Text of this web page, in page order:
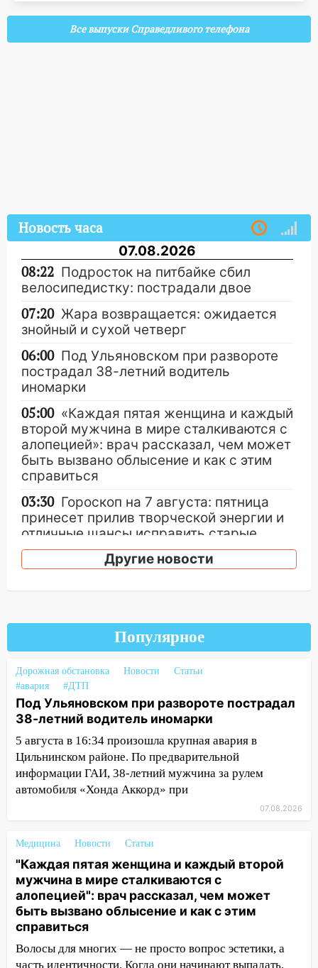
Все выпуски Справедливого телефона
Новость часа
07.08.2026
08:22 Подросток на питбайке сбил
велосипедистку: пострадали двое
07:20 Жара возвращается: ожидается
знойный и сухой четверг
06:00 Под Ульяновском при развороте
пострадал 38-летний водитель
иномарки
05:00 «Каждая пятая женщина и каждый
второй мужчина в мире сталкиваются с
алопецией»: врач рассказал, чем может
быть вызвано облысение и как с этим
справиться
03:30 Гороскоп на 7 августа: пятница
принесет прилив творческой энергии и
отличные шансы исправить старые
ошибки
06.08.2026
Ульяновцев приглашают на забег,
посвящённый Дню воздушного флота
России
19:12
В Ульяновской области
руководителя частной компании
наказали за сокрытие прошлого своего
сотрудник
18:02 В Ульяновск едут звезды
баскетбола!
«УльяновскФармации» за махинации на
3,2 млн рублей
16:09 Ветераны легкой атлетики из
Ульяновска успешно выступили на
Чемпионате России
16:02
В Ульяновской области убрали
более 28% площадей зерновых и
Другие новости
Популярное
Дорожная обстановка Новости
Статьи
#авария
#ДТП
Под Ульяновском при развороте пострадал
38-летний водитель иномарки
5 августа в 16:34 произошла крупная авария в
Цильнинском районе. По предварительной
информации ГАИ, 38-летний мужчина за рулем
автомобиля «Хонда Аккорд» при
07.08.2026
Медицина Новости Статьи
"Каждая пятая женщина и каждый второй
мужчина в мире сталкиваются с
алопецией": врач рассказал, чем может
быть вызвано облысение и как с этим
справиться
Волосы для многих — не просто вопрос эстетики, а
часть идентичности. Когда они начинают выпадать,